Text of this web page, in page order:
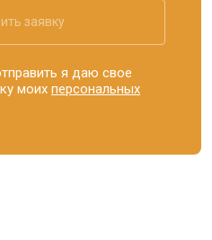
заявку
я даю свое
моихперсональных